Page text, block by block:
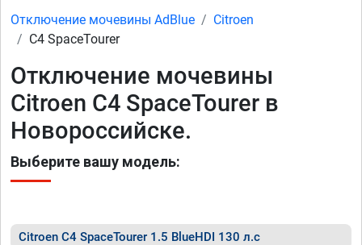
Отключение мочевины AdBlue
Citroen
C4 SpaceTourer
Отключение мочевины
Citroen C4 SpaceTourer в
Новороссийске.
Выберите вашу модель:
Citroen C4 SpaceTourer 1.5 BlueHDI 130 л.с